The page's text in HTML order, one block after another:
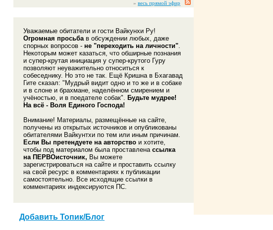
» весь прямой эфир
Уважаемые обитатели и гости Вайкунхи Ру!
Огромная просьба в обсуждении любых, даже
спорных вопросов - не "переходить на личности"
Некоторым может казаться, что обширные познания
и супер-крутая инициация у супер-крутого Гуру
позволяют неуважительно относиться к
собеседнику. Но это не так. Ещё Кришна в Бхагавад
Гите сказал: "Мудрый видит одно и то же и в собаке
и в слоне и брахмане, наделённом смирением и
учёностью, и в поедателе собак".Будьте мудрее!
На всё - Воля Единого Господа!
Внимание! Материалы, размещённые на сайте,
получены из открытых источников и опубликованы
обитателями Вайкунтхи по тем или иным причинам.
Если Вы претендуете на авторство и хотите,
чтобы под материалом была проставленассылка
на ПЕРВОисточник, Вы можете
зарегистрироваться на сайте и проставить ссылку
на свой ресурс в комментариях к публикации
самостоятельно. Все исходящие ссылки в
комментариях индексируются ПС.
Добавить Топик/Блог